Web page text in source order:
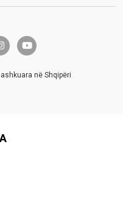
youtube
në Shqipëri